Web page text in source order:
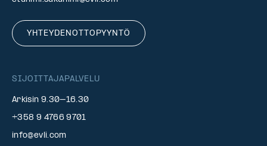
YHTEYDENOTTOPYYNTÖ
SIJOITTAJAPALVELU
Arkisin 9.30–16.30
+358 9 4766 9701
info@evli.com